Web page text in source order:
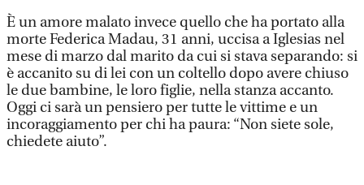
È un amore malato invece quello che ha portato alla
morte Federica Madau, 31 anni, uccisa a Iglesias nel
mese di marzo dal marito da cui si stava separando: si
è accanito su di lei con un coltello dopo avere chiuso
le due bambine, le loro figlie, nella stanza accanto.
Oggi ci sarà un pensiero per tutte le vittime e un
incoraggiamento per chi ha paura: “Non siete sole,
chiedete aiuto”.